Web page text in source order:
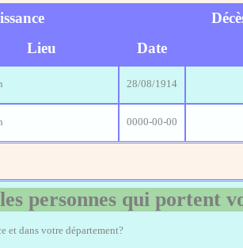
Lieu Date
28/08/1914
0000-00-00
personnes qui portent
et dans votre département?